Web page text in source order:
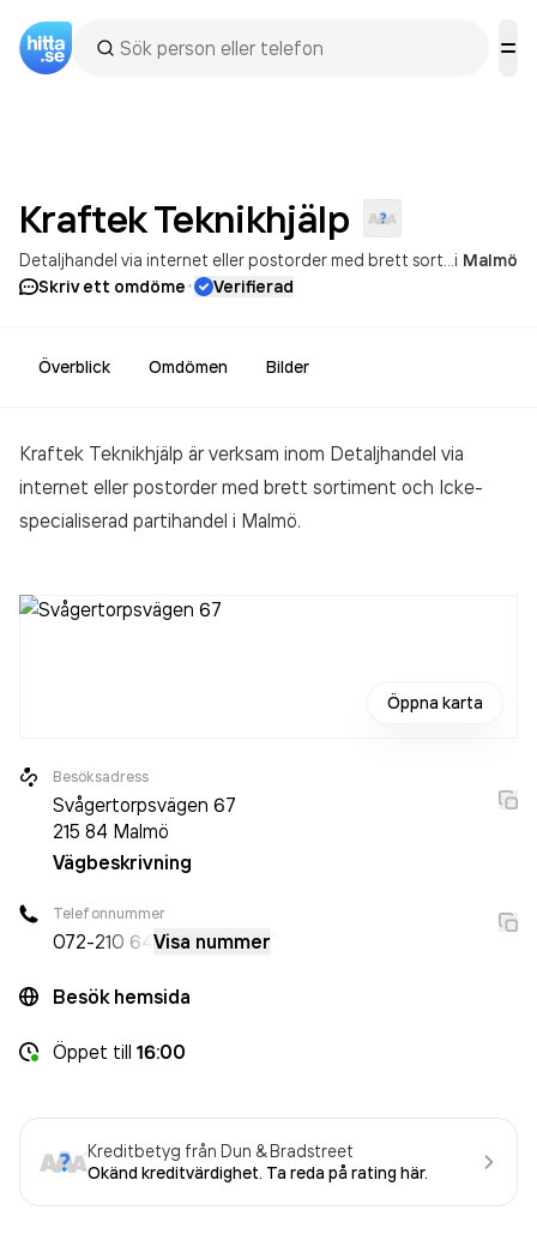
KraftekTeknikhjälp
Icke-
i Malmö
Skriv ett omdöme· Verifierad
Överblick Omdömen Bilder
Kraftek Teknikhjälp är verksam inom Detaljhandel via
internet eller postorder med brett sortiment och Icke-
specialiserad partihandel i Malmö.
Öppna karta
Besöksadress
Svågertorpsvägen 67
215 84 Malmö
Vägbeskrivning
Telefonnummer
072-210 64 Visa nummer
Besök hemsida
Öppet till 16:00
Kreditbetyg från Dun & Bradstreet
Okänd kreditvärdighet. Ta reda på rating här.